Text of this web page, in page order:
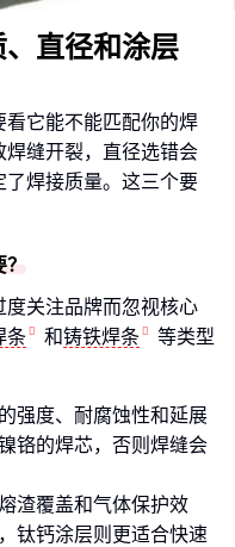
直径和涂层
它能不能匹配你的焊
缝开裂，直径选错会
了焊接质量。这三个要
度关注品牌而忽视核心
条 和铸铁焊条
等类型
强度、耐腐蚀性和延展
铬的焊芯，否则焊缝会
渣覆盖和气体保护效
钛钙涂层则更适合快速